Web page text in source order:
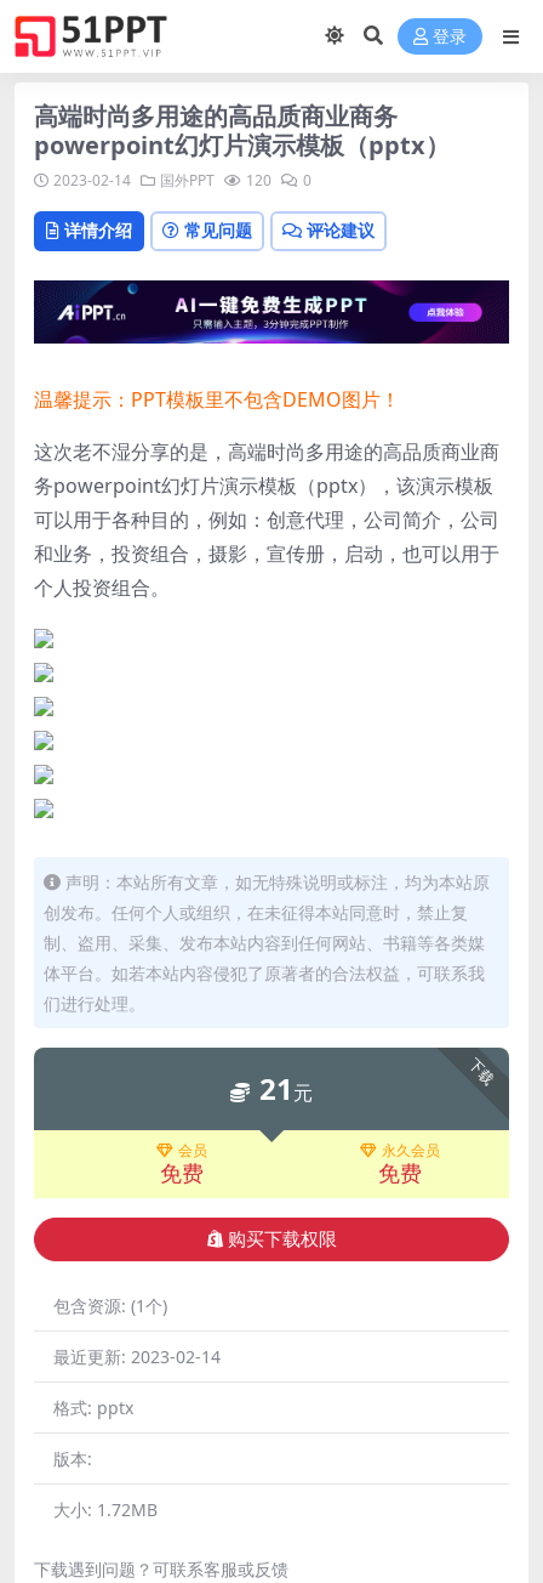
登录
高端时尚多用途的高品质商业商务
powerpoint幻灯片演示模板（pptx）
2023-02-14 国外PPT 120 0
详情介绍 常见问题 评论建议
温馨提示：PPT模板里不包含DEMO图片！
这次老不湿分享的是，高端时尚多用途的高品质商业商
务powerpoint幻灯片演示模板（pptx），该演示模板
可以用于各种目的，例如：创意代理，公司简介，公司
和业务，投资组合，摄影，宣传册，启动，也可以用于
个人投资组合。
声明：本站所有文章，如无特殊说明或标注，均为本站原
创发布。任何个人或组织，在未征得本站同意时，禁止复
制、盗用、采集、发布本站内容到任何网站、书籍等各类媒
体平台。如若本站内容侵犯了原著者的合法权益，可联系我
们进行处理。
下载
21 元
会员
免费
永久会员
免费
购买下载权限
包含资源: (1个)
最近更新: 2023-02-14
格式: pptx
版本:
大小: 1.72MB
下载遇到问题？可联系客服或反馈